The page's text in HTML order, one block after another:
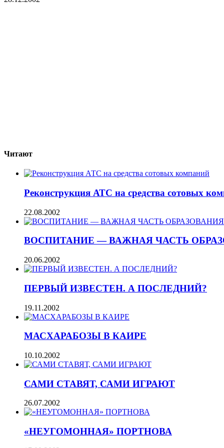
Читают
Реконструкция АТС на средства сотовых
22.08.2002
ВОСПИТАНИЕ — ВАЖНАЯ ЧАСТЬ
20.06.2002
ПЕРВЫЙ ИЗВЕСТЕН. А ПОСЛЕДНИЙ?
19.11.2002
МАСХАРАБОЗЫ В КАИРЕ
10.10.2002
САМИ СТАВЯТ, САМИ ИГРАЮТ
26.07.2002
«НЕУГОМОННАЯ» ПОРТНОВА